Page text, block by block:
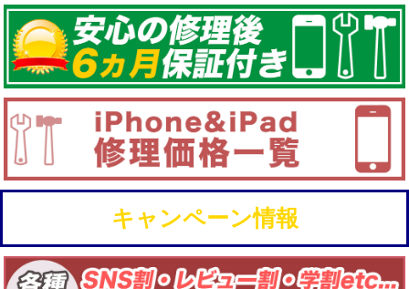
キャンペーン情報